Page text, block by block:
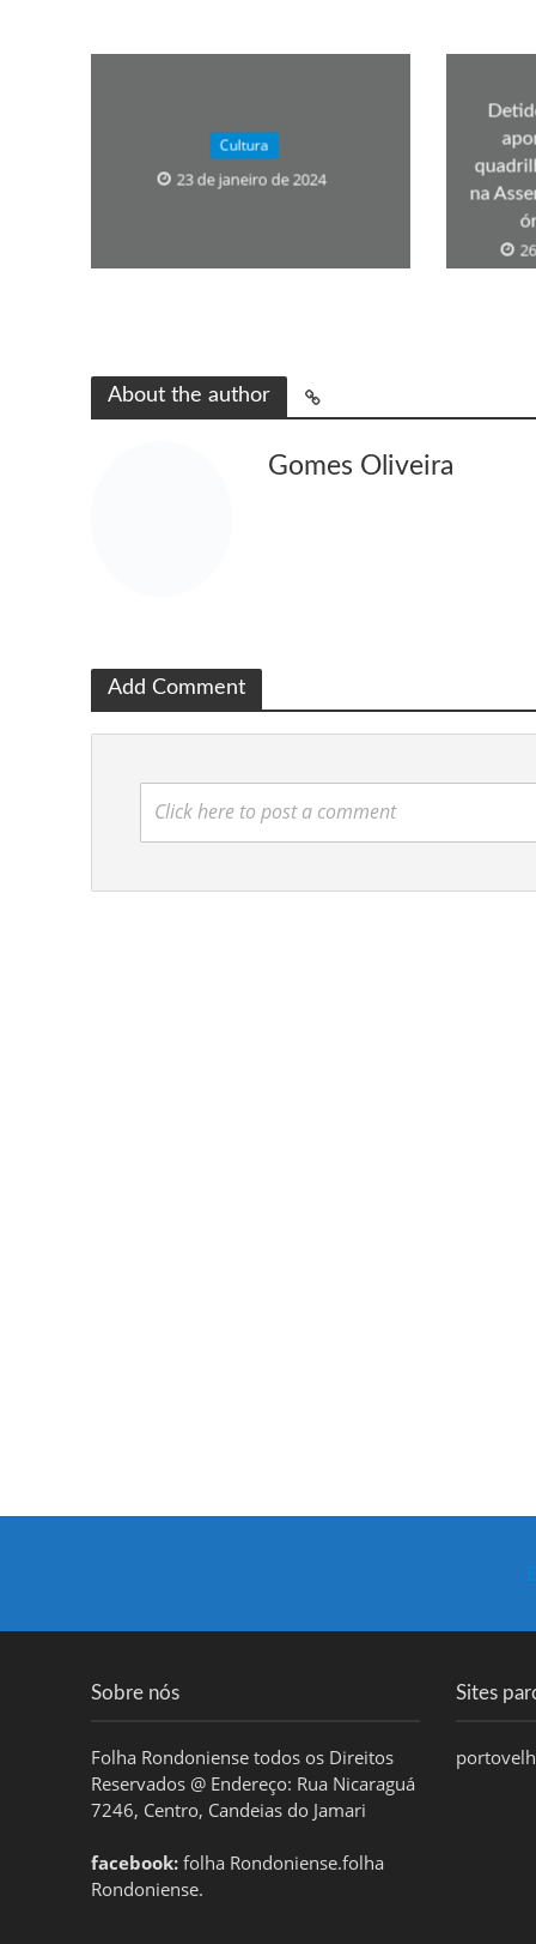
FILME: Como
Cultura
23 de janeiro de 2024
na
About the author
Gomes Oliveira
Add Comment
Click here to post a comment
Sobre nós
Folha Rondoniense todos os Direitos
Reservados @ Endereço: Rua Nicaraguá
7246, Centro, Candeias do Jamari
facebook:folha Rondoniense.folha
Rondoniense.
Sites